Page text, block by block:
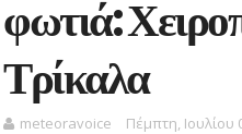
φωτιά:
Τρίκαλα
meteoravoice Πέμπτη, Ιουλίου